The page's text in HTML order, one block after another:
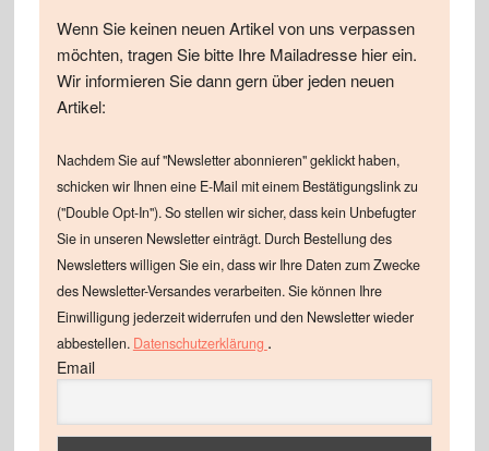
Wenn Sie keinen neuen Artikel von uns verpassen
möchten, tragen Sie bitte Ihre Mailadresse hier ein.
Wir informieren Sie dann gern über jeden neuen
Artikel:
Nachdem Sie auf "Newsletter abonnieren" geklickt haben,
schicken wir Ihnen eine E-Mail mit einem Bestätigungslink zu
("Double Opt-In"). So stellen wir sicher, dass kein Unbefugter
Sie in unseren Newsletter einträgt. Durch Bestellung des
Newsletters willigen Sie ein, dass wir Ihre Daten zum Zwecke
des Newsletter-Versandes verarbeiten. Sie können Ihre
Einwilligung jederzeit widerrufen und den Newsletter wieder
abbestellen. Datenschutzerklärung .
Email